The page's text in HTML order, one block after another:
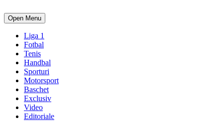
Open Menu
Liga 1
Fotbal
Tenis
Handbal
Sporturi
Motorsport
Baschet
Exclusiv
Video
Editoriale